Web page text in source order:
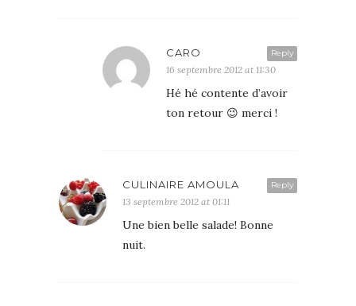
Reply
CARO
16 septembre 2012 at 11:30
Hé hé contente d’avoir
ton retour 😉 merci !
Reply
CULINAIRE AMOULA
13 septembre 2012 at 01:11
Une bien belle salade! Bonne
nuit.